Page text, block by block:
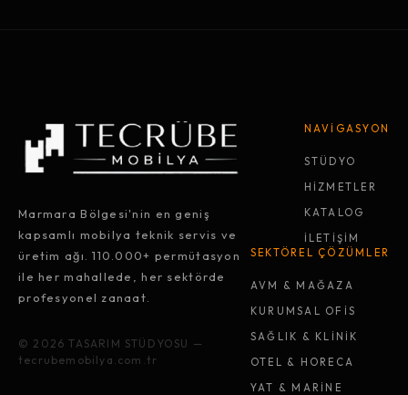
Marmara Bölgesi'nin en geniş
kapsamlı mobilya teknik servis ve
üretim ağı. 110.000+ permütasyon
ile her mahallede, her sektörde
profesyonel zanaat.
© 2026 TASARIM STÜDYOSU —
tecrubemobilya.com.tr
NAVİGASYON
STÜDYO
HİZMETLER
KATALOG
İLETİŞİM
SEKTÖREL ÇÖZÜMLER
AVM & MAĞAZA
KURUMSAL OFİS
SAĞLIK & KLİNİK
OTEL & HORECA
YAT & MARİNE